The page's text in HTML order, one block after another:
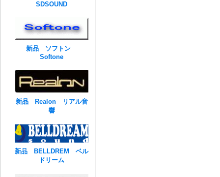
SDSOUND
新品 ソフトン
Softone
新品 Realon リアル音
響
新品 BELLDREM ベル
ドリーム